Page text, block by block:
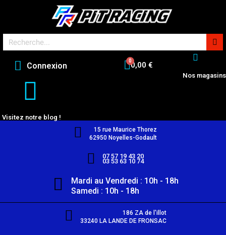
Connexion 0,00 €
Nos magasins
Visitez notre blog !
15 rue Maurice Thorez
62950 Noyelles-Godault
07 57 19 43 20
03 53 63 10 74
Mardi au Vendredi : 10h - 18h
Samedi : 10h - 18h
186 ZA de l'illot
33240 LA LANDE DE FRONSAC